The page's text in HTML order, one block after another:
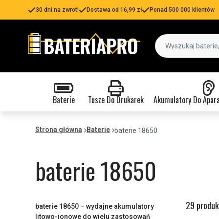
30 dni na zwrot! Dostawa od 16,99 zł Ponad 500 000 klientów
Baterie Tusze Do Drukarek Akumulatory Do
Strona główna Baterie baterie 18650
baterie 18650
baterie 18650 – wydajne akumulatory
litowo-jonowe do wielu zastosowań
29